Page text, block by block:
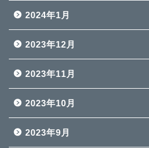
2024年1月
2023年12月
2023年11月
2023年10月
2023年9月